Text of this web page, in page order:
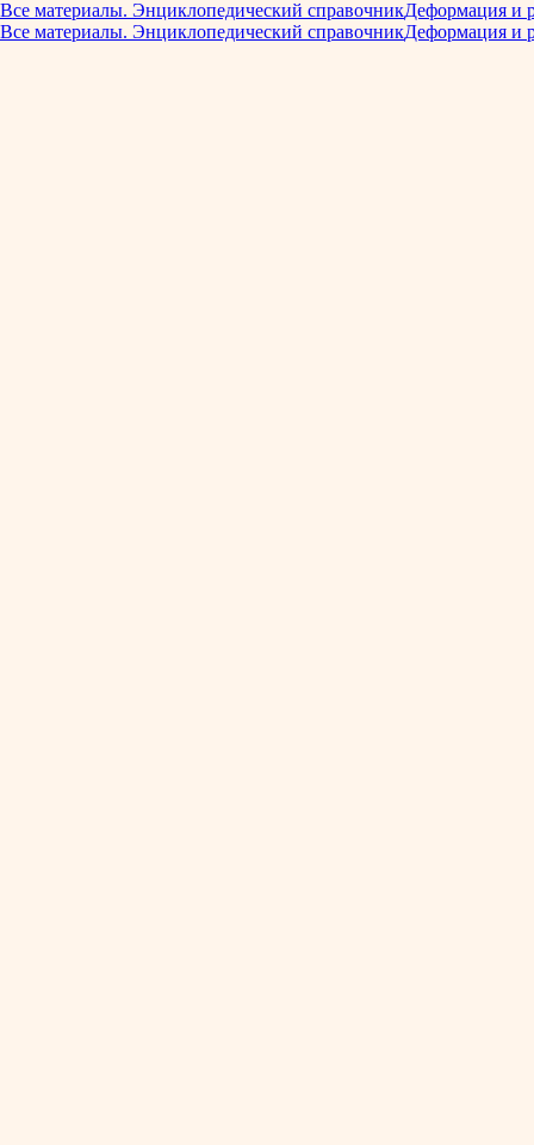
Все материалы. Энциклопедический справочникДеформация и
Все материалы. Энциклопедический справочникДеформация и